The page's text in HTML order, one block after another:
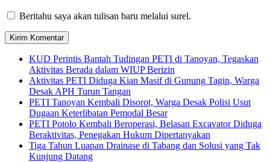
Beritahu saya akan tulisan baru melalui surel.
KUD Perintis Bantah Tudingan PETI di Tanoyan, Tegaskan
Aktivitas Berada dalam WIUP Berizin
Aktivitas PETI Diduga Kian Masif di Gunung Tagin, Warga
Desak APH Turun Tangan
PETI Tanoyan Kembali Disorot, Warga Desak Polisi Usut
Dugaan Keterlibatan Pemodal Besar
PETI Potolo Kembali Beroperasi, Belasan Excavator Diduga
Beraktivitas, Penegakan Hukum Dipertanyakan
Tiga Tahun Luapan Drainase di Tabang dan Solusi yang Tak
Kunjung Datang